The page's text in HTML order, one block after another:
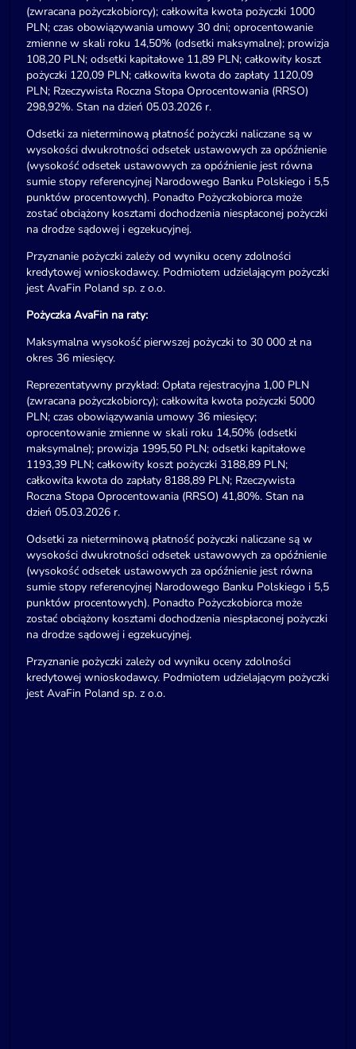
(zwracana pożyczkobiorcy); całkowita kwota pożyczki 1000
PLN; czas obowiązywania umowy 30 dni; oprocentowanie
zmienne w skali roku 14,50% (odsetki maksymalne); prowizja
108,20 PLN; odsetki kapitałowe 11,89 PLN; całkowity koszt
pożyczki 120,09 PLN; całkowita kwota do zapłaty 1120,09
PLN; Rzeczywista Roczna Stopa Oprocentowania (RRSO)
298,92%. Stan na dzień 05.03.2026 r.
Odsetki za nieterminową płatność pożyczki naliczane są w
wysokości dwukrotności odsetek ustawowych za opóźnienie
(wysokość odsetek ustawowych za opóźnienie jest równa
sumie stopy referencyjnej Narodowego Banku Polskiego i 5,5
punktów procentowych). Ponadto Pożyczkobiorca może
zostać obciążony kosztami dochodzenia niespłaconej pożyczki
na drodze sądowej i egzekucyjnej.
Przyznanie pożyczki zależy od wyniku oceny zdolności
kredytowej wnioskodawcy. Podmiotem udzielającym pożyczki
jest AvaFin Poland sp. z o.o.
Pożyczka AvaFin na raty:
Maksymalna wysokość pierwszej pożyczki to 30 000 zł na
okres 36 miesięcy.
Reprezentatywny przykład: Opłata rejestracyjna 1,00 PLN
(zwracana pożyczkobiorcy); całkowita kwota pożyczki 5000
PLN; czas obowiązywania umowy 36 miesięcy;
oprocentowanie zmienne w skali roku 14,50% (odsetki
maksymalne); prowizja 1995,50 PLN; odsetki kapitałowe
1193,39 PLN; całkowity koszt pożyczki 3188,89 PLN;
całkowita kwota do zapłaty 8188,89 PLN; Rzeczywista
Roczna Stopa Oprocentowania (RRSO) 41,80%. Stan na
dzień 05.03.2026 r.
Odsetki za nieterminową płatność pożyczki naliczane są w
wysokości dwukrotności odsetek ustawowych za opóźnienie
(wysokość odsetek ustawowych za opóźnienie jest równa
sumie stopy referencyjnej Narodowego Banku Polskiego i 5,5
punktów procentowych). Ponadto Pożyczkobiorca może
zostać obciążony kosztami dochodzenia niespłaconej pożyczki
na drodze sądowej i egzekucyjnej.
Przyznanie pożyczki zależy od wyniku oceny zdolności
kredytowej wnioskodawcy. Podmiotem udzielającym pożyczki
jest AvaFin Poland sp. z o.o.